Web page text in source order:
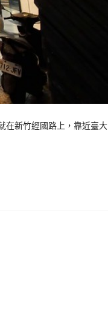
在新竹經國路上，靠近臺大